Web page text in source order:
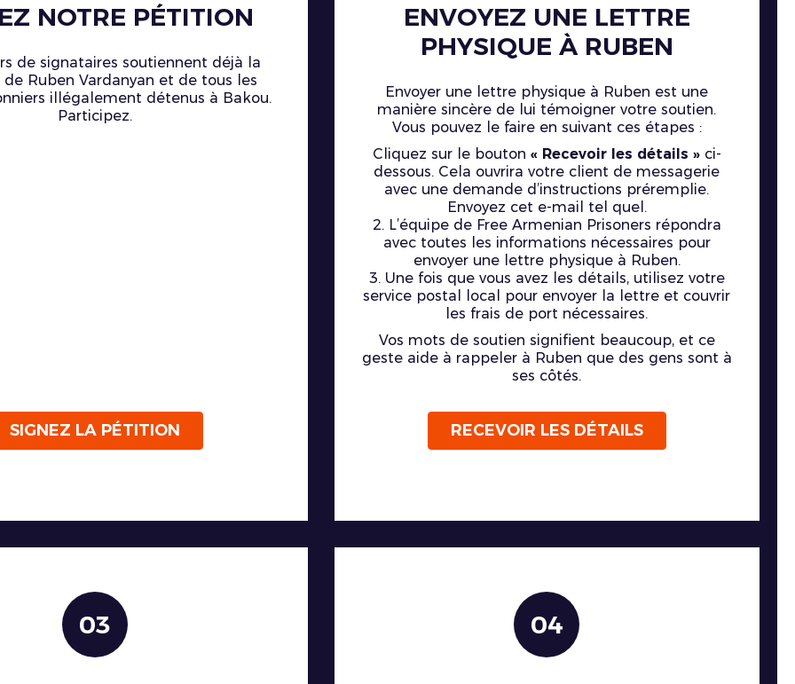
NOTRE PÉTITION
de signataires soutiennent déjà la
Ruben Vardanyan et de tous les
illégalement détenus à Bakou.
Participez.
SIGNEZ LA PÉTITION
ENVOYEZ UNE LETTRE
PHYSIQUE À RUBEN
Envoyer une lettre physique à Ruben est une
manière sincère de lui témoigner votre soutien.
Vous pouvez le faire en suivant ces étapes :
Cliquez sur le bouton « Recevoir les détails »ci-
dessous. Cela ouvrira votre client de messagerie
avec une demande d’instructions préremplie.
Envoyez cet e-mail tel quel.
2. L’équipe de Free Armenian Prisoners répondra
avec toutes les informations nécessaires pour
envoyer une lettre physique à Ruben.
3. Une fois que vous avez les détails, utilisez votre
service postal local pour envoyer la lettre et couvrir
les frais de port nécessaires.
Vos mots de soutien signifient beaucoup, et ce
geste aide à rappeler à Ruben que des gens sont à
ses côtés.
RECEVOIR LES DÉTAILS
03 04